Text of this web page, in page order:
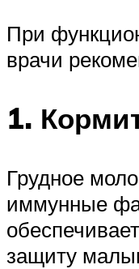
При
врачи
1.
Грудное
иммунные
защиту